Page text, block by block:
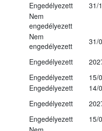
Engedélyezett
31/
Nem
engedélyezett
Nem
engedélyezett
31/
Engedélyezett
Engedélyezett
15/
Engedélyezett
14/
Engedélyezett
Engedélyezett
15/